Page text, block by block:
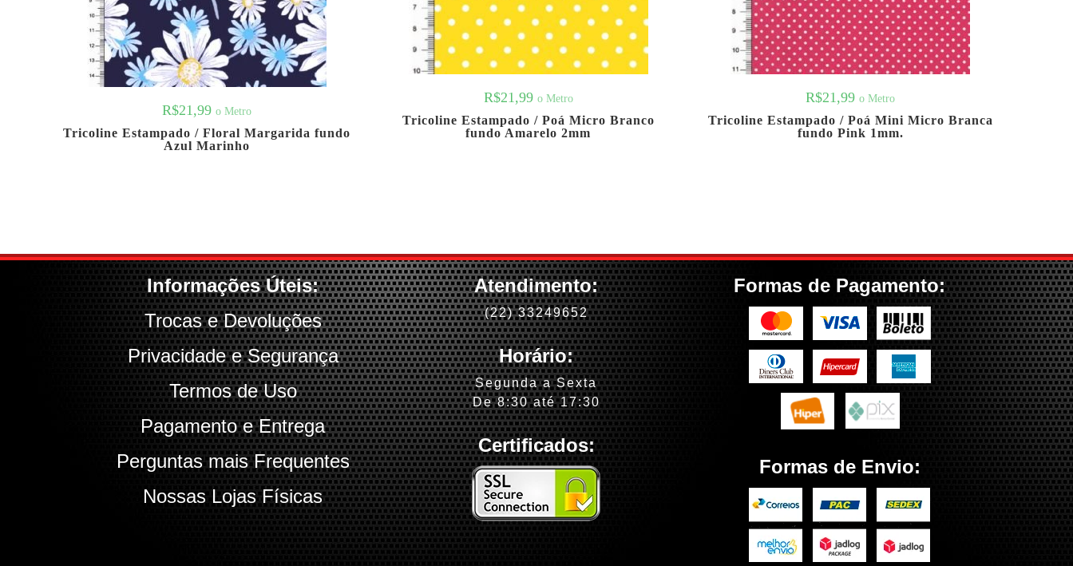
R$21,99 o Metro
Tricoline Estampado / Floral Margarida fundo
Azul Marinho
R$21,99 o Metro
Tricoline Estampado / Poá Micro Branco
fundo Amarelo 2mm
R$21,99 o Metro
Tricoline Estampado / Poá Mini Micro Branca
fundo Pink 1mm.
Informações Úteis:
Trocas e Devoluções
Privacidade e Segurança
Termos de Uso
Pagamento e Entrega
Perguntas mais Frequentes
Nossas Lojas Físicas
Atendimento:
(22) 33249652
Horário:
Segunda a Sexta
De 8:30 até 17:30
Certificados:
Formas de Pagamento:
Formas de Envio: